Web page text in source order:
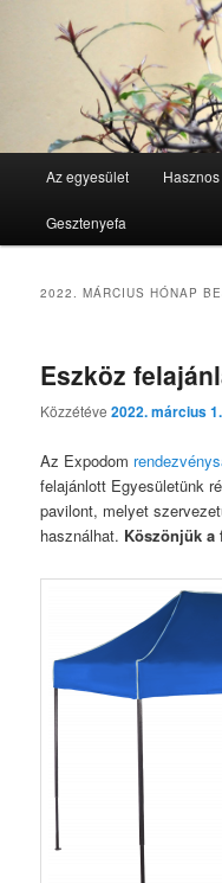
másodlagos
GesztenyeKék
Az egyesület Hasznos
Gesztenyefa
2022. MÁRCIUS HÓNAP
Eszköz
Közzétéve2022. március 1.
Az Expodom
felajánlott Egyesületünk
pavilont, melyet
használhat. Köszönjük a